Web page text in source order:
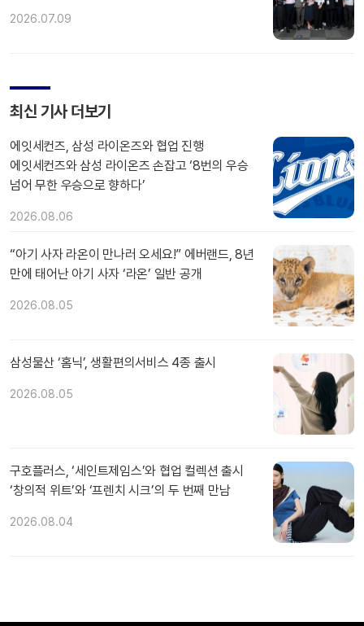
2026.07.09
최신 기사 더보기
에잇세컨즈, 삼성 라이온즈와 협업 진행
에잇세컨즈와 삼성 라이온즈 손잡고 ‘8번의 우승
넘어 무한 우승으로 향하다’
2026.08.06
“아기 사자 라온이 만나러 오세요!” 에버랜드, 8년
만에 태어난 아기 사자 ‘라온’ 일반 공개
2026.08.05
삼성물산 ‘홈닉’, 생활편의서비스 4종 출시
2026.08.05
구호플러스, ‘세인트제임스’와 협업 컬렉션 출시
‘창의적 위트’와 ‘프렌치 시크’의 두 번째 만남
2026.08.04